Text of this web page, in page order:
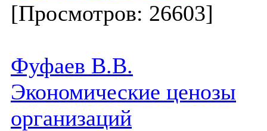
[Просмотров: 26603]
Фуфаев В.В.
Экономические ценозы
организаций